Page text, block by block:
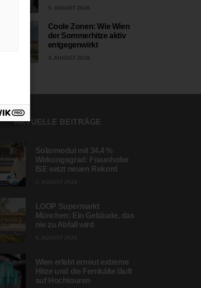
5. AUGUST 2026
Coole Zonen: Wie Wien
der Sommerhitze aktiv
entgegenwirkt
3. AUGUST 2026
AKTUELLE BEITRÄGE
Solarmodul mit 34,4 %
Wirkungsgrad: Fraunhofer
ISE setzt neuen Rekord
LOOP Supermarkt
München: Ein Gebäude, das
nie zu Abfall wird
Wien erlebt erneut extreme
Hitze und die Fernkälte läuft
auf Hochtouren